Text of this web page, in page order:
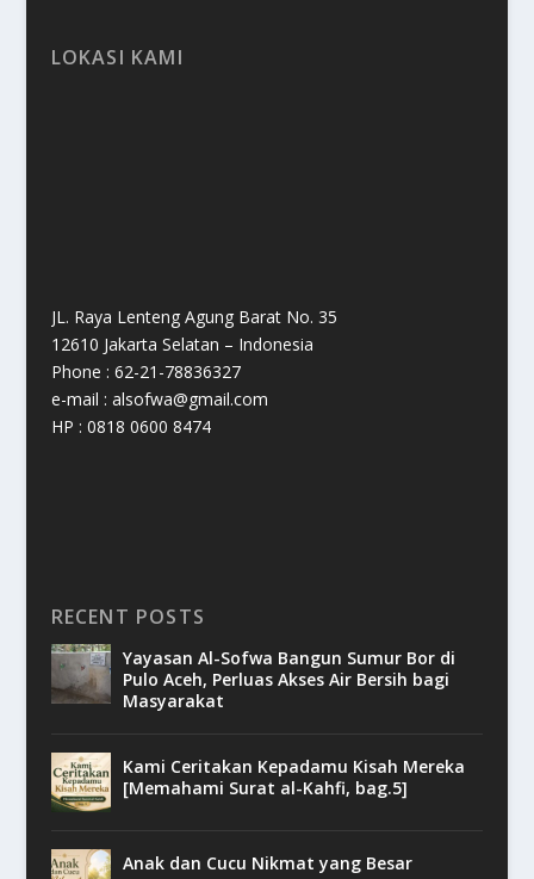
LOKASI KAMI
JL. Raya Lenteng Agung Barat No. 35
12610 Jakarta Selatan – Indonesia
Phone : 62-21-78836327
e-mail : alsofwa@gmail.com
HP : 0818 0600 8474
RECENT POSTS
Yayasan Al-Sofwa Bangun Sumur Bor di
Pulo Aceh, Perluas Akses Air Bersih bagi
Masyarakat
Kami Ceritakan Kepadamu Kisah Mereka
[Memahami Surat al-Kahfi, bag.5]
Anak dan Cucu Nikmat yang Besar